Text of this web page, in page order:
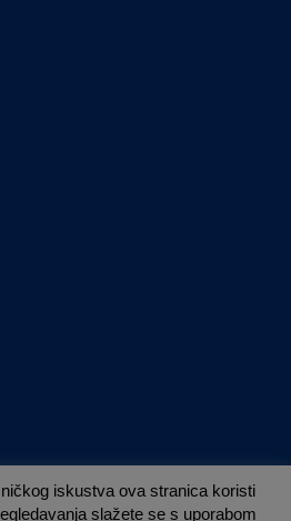
iskustva ova stranica koristi
slažete se s uporabom